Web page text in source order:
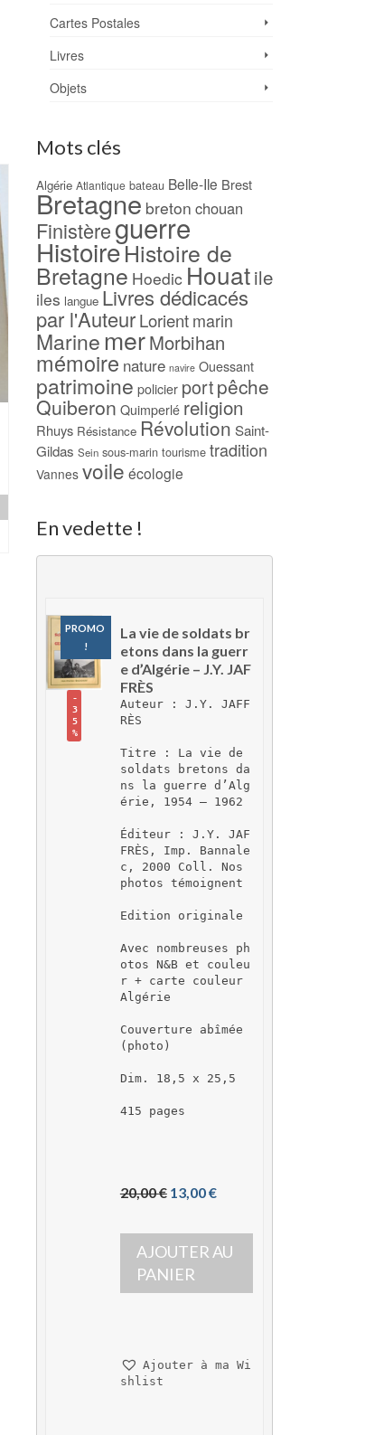
1700 Noms de famille
Bretons – Gwénnolé LE
MENN
15,00€
Cartes Postales
Livres
Objets
Mots clés
Algérie Atlantique bateau Belle-Ile Brest
Bretagne breton chouan
Finistèreguerre
HistoireHistoire de
Bretagne Hoedic Houatile
iles langue Livres dédicacés
par l'Auteur Lorient marin
Marine merMorbihan
mémoire nature navire Ouessant
patrimoine policier portpêche
Quiberon Quimperlé religion
Rhuys Résistance Révolution Saint-
Gildas Sein sous-marin tourisme tradition
Vannes voile écologie
En vedette !
PROMO
!
-
3
5
%
La vie de soldats br
etons dans la guerr
e d’Algérie – J.Y. JAF
FRÈS
Auteur : J.Y. JAFF
RÈS
Titre : La vie de
soldats bretons da
ns la guerre d’Alg
érie, 1954 – 1962
Éditeur : J.Y. JAF
FRÈS, Imp. Bannale
c, 2000 Coll. Nos
photos témoignent
Edition originale
Avec nombreuses ph
otos N&B et couleu
r + carte couleur
Algérie
Couverture abîmée
(photo)
Dim. 18,5 x 25,5
415 pages
20,00 € L
p
r
i
x
t
13,00 €L
p
r
x
u
AJOUTER AU
PANIER
Ajouter à ma Wi
shlist